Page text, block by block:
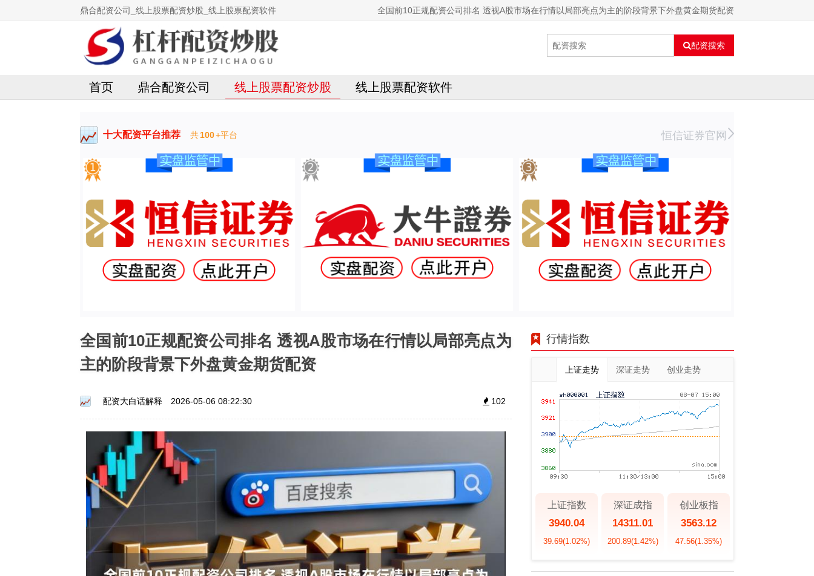
鼎合配资公司_线上股票配资炒股_线上股票配资软件 全国前10正规配资公司排名 透视A股市场在行情以局部亮点为主的阶段背景下外盘黄金期货配资
配资搜索
首页 鼎合配资公司 线上股票配资炒股 线上股票配资软件
十大配资平台推荐 共100+平台 恒信证券官网
全国前10正规配资公司排名 透视A股市场在行情以局部亮点为
主的阶段背景下外盘黄金期货配资
配资大白话解释 2026-05-06 08:22:30 102
行情指数
上证走势 深证走势 创业走势
上证指数
3940.04
39.69(1.02%)
深证成指
14311.01
200.89(1.42%)
创业板指
3563.12
47.56(1.35%)